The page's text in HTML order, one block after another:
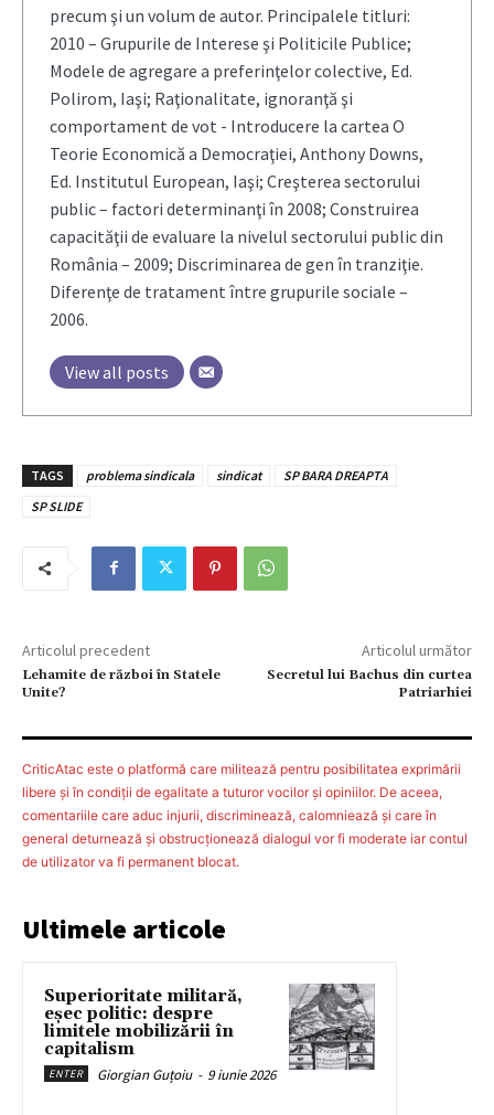
precum şi un volum de autor. Principalele titluri:
2010 – Grupurile de Interese şi Politicile Publice;
Modele de agregare a preferinţelor colective, Ed.
Polirom, Iaşi; Raţionalitate, ignoranţă şi
comportament de vot - Introducere la cartea O
Teorie Economică a Democraţiei, Anthony Downs,
Ed. Institutul European, Iaşi; Creşterea sectorului
public – factori determinanţi în 2008; Construirea
capacităţii de evaluare la nivelul sectorului public din
România – 2009; Discriminarea de gen în tranziţie.
Diferenţe de tratament între grupurile sociale –
2006.
View all posts
TAGS problema sindicala sindicat
SP BARA DREAPTA
SP SLIDE
Articolul precedent
Lehamite de război în Statele
Unite?
Articolul următor
Secretul lui Bachus din curtea
Patriarhiei
CriticAtac este o platformă care militează pentru posibilitatea exprimării
libere şi în condiţii de egalitate a tuturor vocilor şi opiniilor. De aceea,
comentariile care aduc injurii, discriminează, calomniează şi care în
general deturnează şi obstrucţionează dialogul vor fi moderate iar contul
de utilizator va fi permanent blocat.
Ultimele articole
Superioritate militară,
eșec politic: despre
limitele mobilizării în
capitalism
ENTER Giorgian Guțoiu - 9 iunie 2026